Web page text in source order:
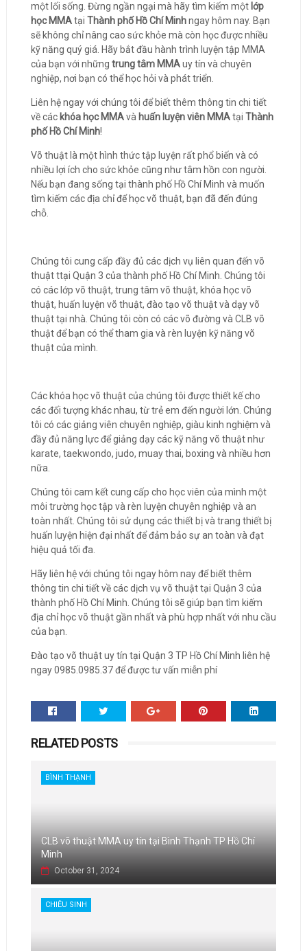
một lối sống. Đừng ngần ngại mà hãy tìm kiếm một lớp
học MMAtại Thành phố Hồ Chí Minhngay hôm nay. Bạn
sẽ không chỉ nâng cao sức khỏe mà còn học được nhiều
kỹ năng quý giá. Hãy bắt đầu hành trình luyện tập MMA
của bạn với những trung tâm MMAuy tín và chuyên
nghiệp, nơi bạn có thể học hỏi và phát triển.
Liên hệ ngay với chúng tôi để biết thêm thông tin chi tiết
về các khóa học MMAvà huấn luyện viên MMAtại Thành
phố Hồ Chí Minh!
Võ thuật là một hình thức tập luyện rất phổ biến và có
nhiều lợi ích cho sức khỏe cũng như tâm hồn con người.
Nếu bạn đang sống tại thành phố Hồ Chí Minh và muốn
tìm kiếm các địa chỉ để học võ thuật, bạn đã đến đúng
chỗ.
Chúng tôi cung cấp đầy đủ các dịch vụ liên quan đến võ
thuật ttại Quận 3 của thành phố Hồ Chí Minh. Chúng tôi
có các lớp võ thuật, trung tâm võ thuật, khóa học võ
thuật, huấn luyện võ thuật, đào tạo võ thuật và dạy võ
thuật tại nhà. Chúng tôi còn có các võ đường và CLB võ
thuật để bạn có thể tham gia và rèn luyện kỹ năng võ
thuật của mình.
Các khóa học võ thuật của chúng tôi được thiết kế cho
các đối tượng khác nhau, từ trẻ em đến người lớn. Chúng
tôi có các giảng viên chuyên nghiệp, giàu kinh nghiệm và
đầy đủ năng lực để giảng dạy các kỹ năng võ thuật như
karate, taekwondo, judo, muay thai, boxing và nhiều hơn
nữa.
Chúng tôi cam kết cung cấp cho học viên của mình một
môi trường học tập và rèn luyện chuyên nghiệp và an
toàn nhất. Chúng tôi sử dụng các thiết bị và trang thiết bị
huấn luyện hiện đại nhất để đảm bảo sự an toàn và đạt
hiệu quả tối đa.
Hãy liên hệ với chúng tôi ngay hôm nay để biết thêm
thông tin chi tiết về các dịch vụ võ thuật tại Quận 3 của
thành phố Hồ Chí Minh. Chúng tôi sẽ giúp bạn tìm kiếm
địa chỉ học võ thuật gần nhất và phù hợp nhất với nhu cầu
của bạn.
Đào tạo võ thuật uy tín tại Quận 3 TP Hồ Chí Minh liên hệ
ngay 0985.0985.37 để được tư vấn miễn phí
RELATED POSTS
BÌNH THẠNH
CLB võ thuật MMA uy tín tại Bình Thạnh TP Hồ Chí
Minh
October 31, 2024
CHIÊU SINH